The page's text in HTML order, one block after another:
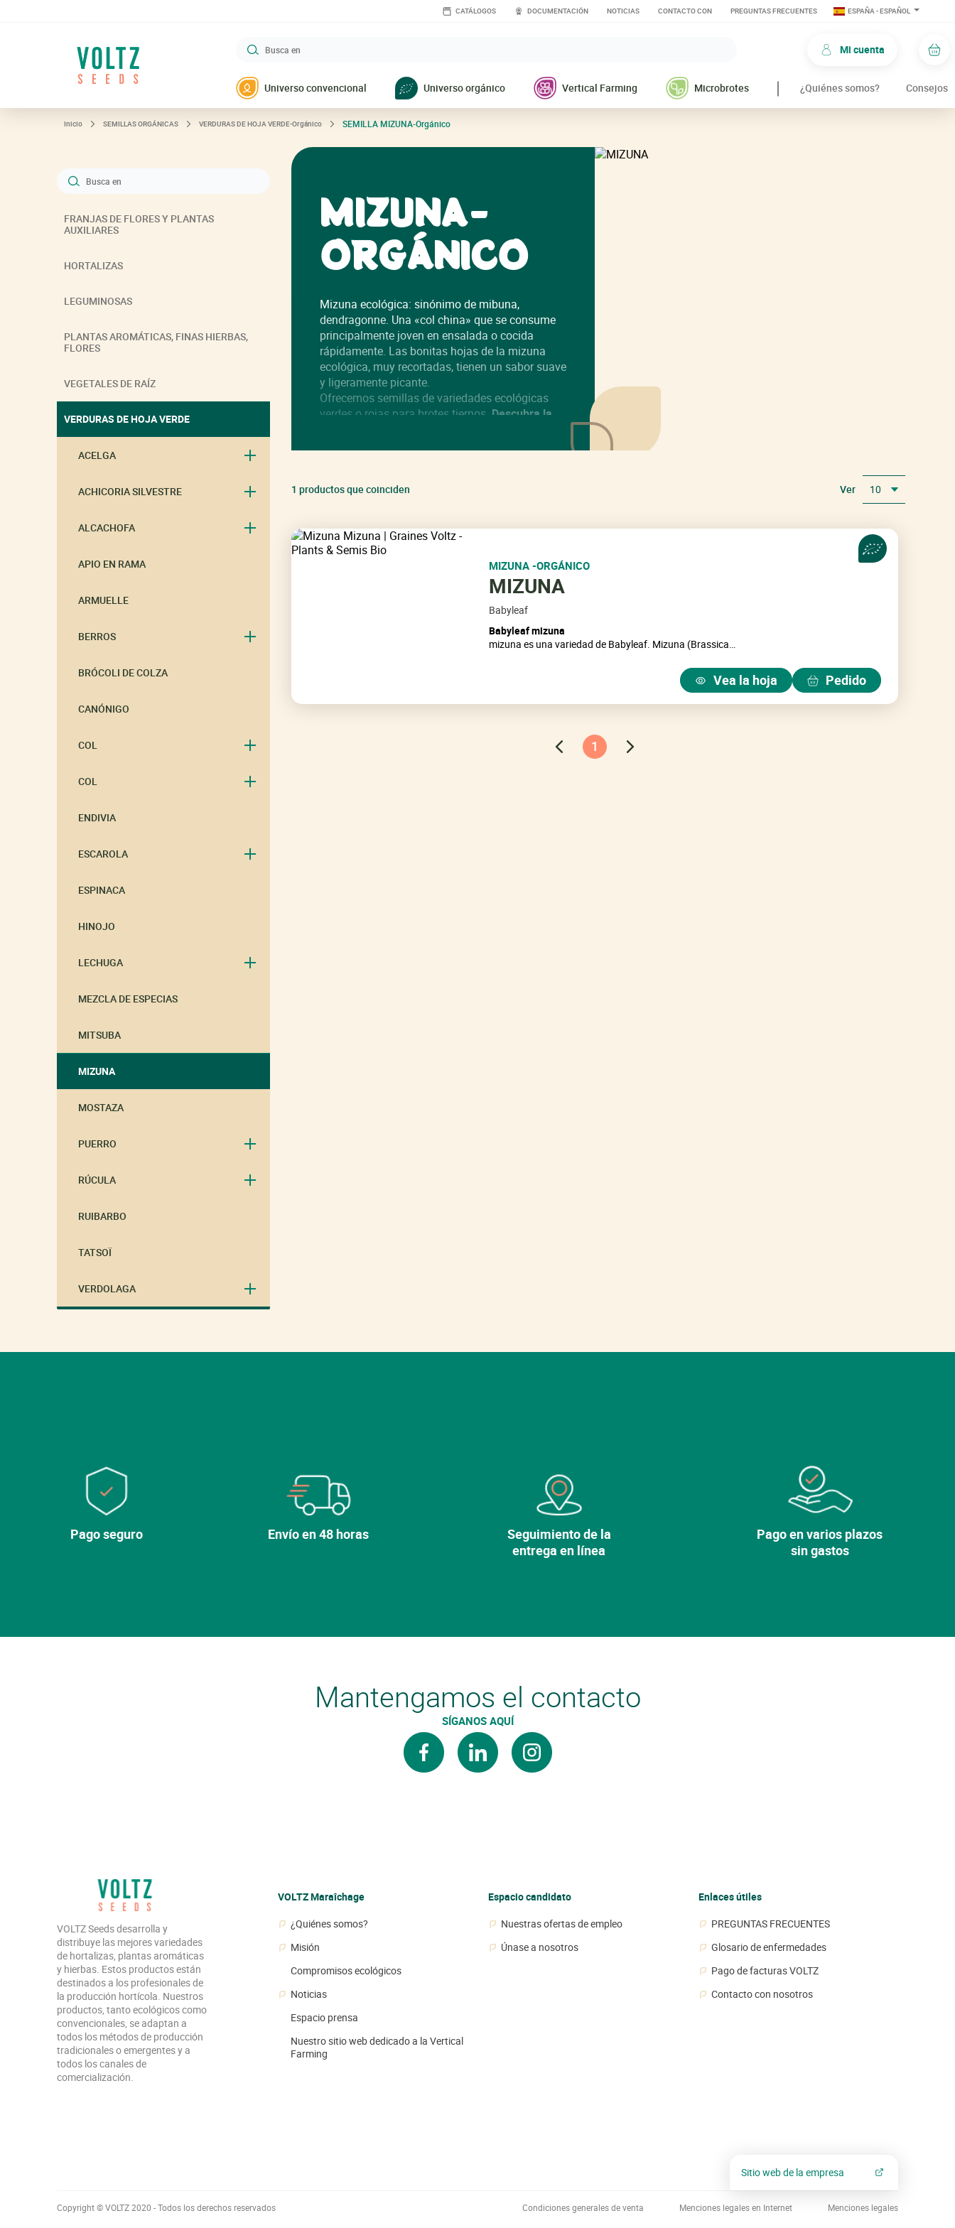
CATÁLOGOS DOCUMENTACIÓN NOTICIAS CONTACTO CON PREGUNTAS FRECUENTES ESPAÑA - ESPAÑOL
VOLTZ Maraîchage
Busca en Mi cuenta
Universo convencional Universo orgánico Vertical Farming Microbrotes ¿Quiénes somos? Consejos
Inicio SEMILLAS ORGÁNICAS VERDURAS DE HOJA VERDE-Orgánico SEMILLAMIZUNA-Orgánico
Busca en
FRANJAS DE FLORES Y PLANTAS
AUXILIARES
HORTALIZAS
LEGUMINOSAS
PLANTAS AROMÁTICAS, FINAS HIERBAS,
FLORES
VEGETALES DE RAÍZ
VERDURAS DE HOJA VERDE
ACELGA
ACHICORIA SILVESTRE
ALCACHOFA
APIO EN RAMA
ARMUELLE
BERROS
BRÓCOLI DE COLZA
CANÓNIGO
COL
COL
ENDIVIA
ESCAROLA
ESPINACA
HINOJO
LECHUGA
MEZCLA DE ESPECIAS
MITSUBA
MIZUNA
MOSTAZA
PUERRO
RÚCULA
RUIBARBO
TATSOÏ
VERDOLAGA
MIZUNA-
ORGÁNICO
Mizuna ecológica: sinónimo de mibuna,
dendragonne. Una «col china» que se consume
principalmente joven en ensalada o cocida
rápidamente. Las bonitas hojas de la mizuna
ecológica, muy recortadas, tienen un sabor suave
y ligeramente picante.
Ofrecemos semillas de variedades ecológicas
verdes o rojas para brotes tiernos. Descubra la
1 productos que coinciden Ver
10
MIZUNA -ORGÁNICO
MIZUNA
Babyleaf
Babyleaf mizuna
mizuna es una variedad de Babyleaf. Mizuna (Brassica
cosechar de otoño a invierno, crecimiento rápido, alto
rendimiento, muy tolerante al frío. Semillas desnudas.Vea la hoja Pedido
1
Pago seguro Envío en 48 horas
Seguimiento de la
entrega en línea
Pago en varios plazos
sin gastos
Mantengamos el contacto
SÍGANOS AQUÍ
facebooklinkedin instagram
VOLTZ Seeds desarrolla y
distribuye las mejores variedades
de hortalizas, plantas aromáticas
y hierbas. Estos productos están
destinados a los profesionales de
la producción hortícola. Nuestros
productos, tanto ecológicos como
convencionales, se adaptan a
todos los métodos de producción
tradicionales o emergentes y a
todos los canales de
comercialización.
VOLTZ Maraîchage
¿Quiénes somos?
Misión
Compromisos ecológicos
Noticias
Espacio prensa
Nuestro sitio web dedicado a la Vertical
Farming
Espacio candidato
Nuestras ofertas de empleo
Únase a nosotros
Enlaces útiles
PREGUNTAS FRECUENTES
Glosario de enfermedades
Pago de facturas VOLTZ
Contacto con nosotros
Sitio web de la empresa
Copyright © VOLTZ 2020 - Todos los derechos reservados Condiciones generales de venta Menciones legales en Internet Menciones legales